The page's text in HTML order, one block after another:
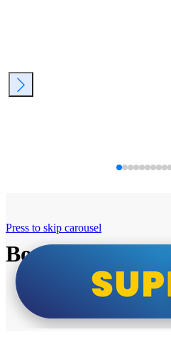
Bosch super cene
Press to skip carousel